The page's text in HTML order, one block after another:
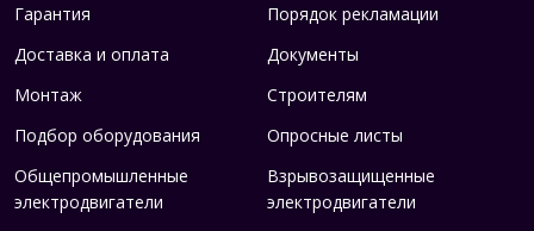
Гарантия
Порядок рекламации
Доставка и оплата
Документы
Монтаж
Строителям
Подбор оборудования
Опросные листы
Общепромышленные
электродвигатели
Взрывозащищенные
электродвигатели